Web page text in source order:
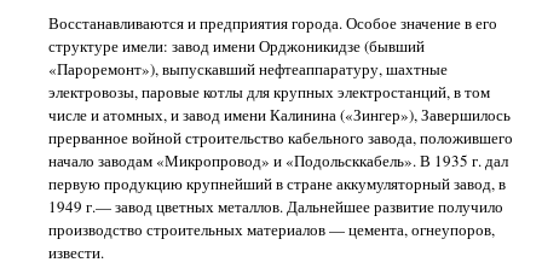
Восстанавливаются и предприятия города. Особое значение в его
структуре имели: завод имени Орджоникидзе (бывший
«Пароремонт»), выпускавший нефтеаппаратуру, шахтные
электровозы, паровые котлы для крупных электростанций, в том
числе и атомных, и завод имени Калинина («Зингер»), Завершилось
прерванное войной строительство кабельного завода, положившего
начало заводам «Микропровод» и «Подольсккабель». В 1935 г. дал
первую продукцию крупнейший в стране аккумуляторный завод, в
1949 г.— завод цветных металлов. Дальнейшее развитие получило
производство строительных материалов — цемента, огнеупоров,
извести.